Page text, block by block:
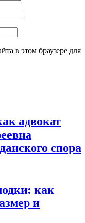
в этом браузере для
адвокат
спора
как
и